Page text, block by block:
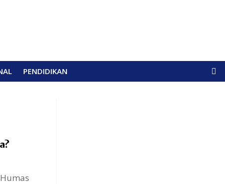
PENDIDIKAN